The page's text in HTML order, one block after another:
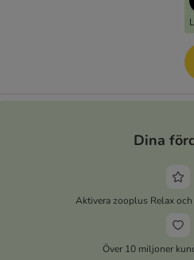
Dina
Aktivera zooplus Relax
Över 10 miljoner